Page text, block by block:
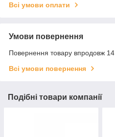
Всі умови оплати
Умови повернення
Повернення товару впродовж 14
Всі умови повернення
Подібні товари компанії